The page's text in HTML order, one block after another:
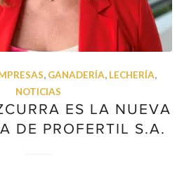
, GANADERÍA, LECHERÍA,
NOTICIAS
ES LA NUEVA
DE PROFERTIL S.A.